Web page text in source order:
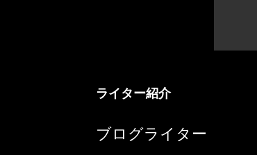
ライター紹介
ブログライター